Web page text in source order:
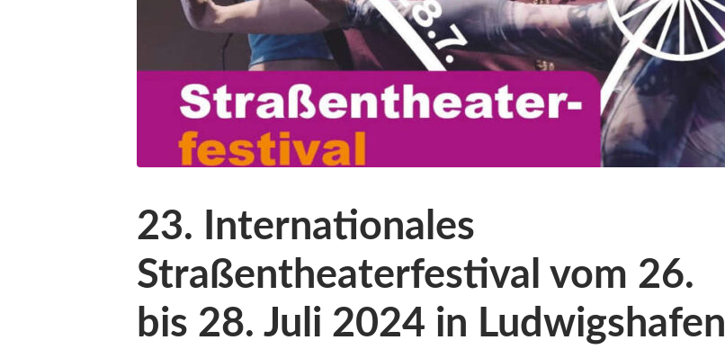
23. Internationales
Straßentheaterfestival vom 26.
bis 28. Juli 2024 in Ludwigshafen